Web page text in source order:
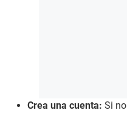
Crea una cuenta: Si